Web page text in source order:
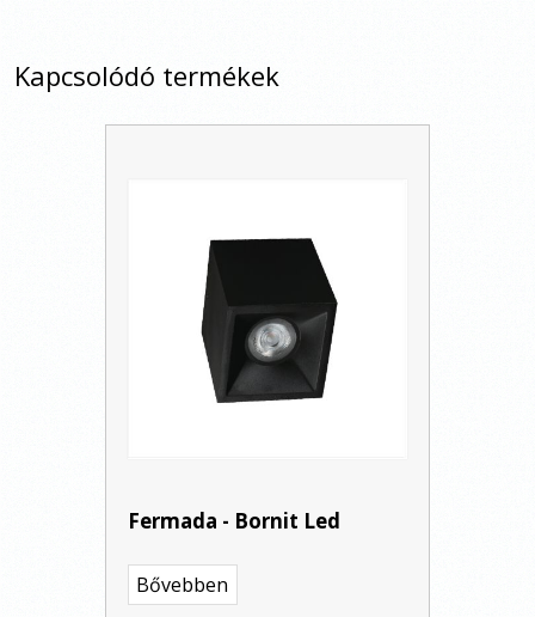
Kapcsolódó termékek
Fermada - Bornit Led
Bővebben